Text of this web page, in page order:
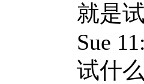
就是
Sue
试什么